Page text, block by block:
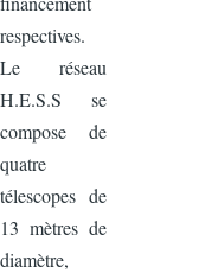
respectives.
Le réseau
H.E.S.S se
compose de
quatre
télescopes de
13 mètres de
diamètre,